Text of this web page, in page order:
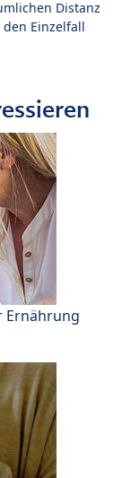
Distanz
Einzelfall
Ernährung